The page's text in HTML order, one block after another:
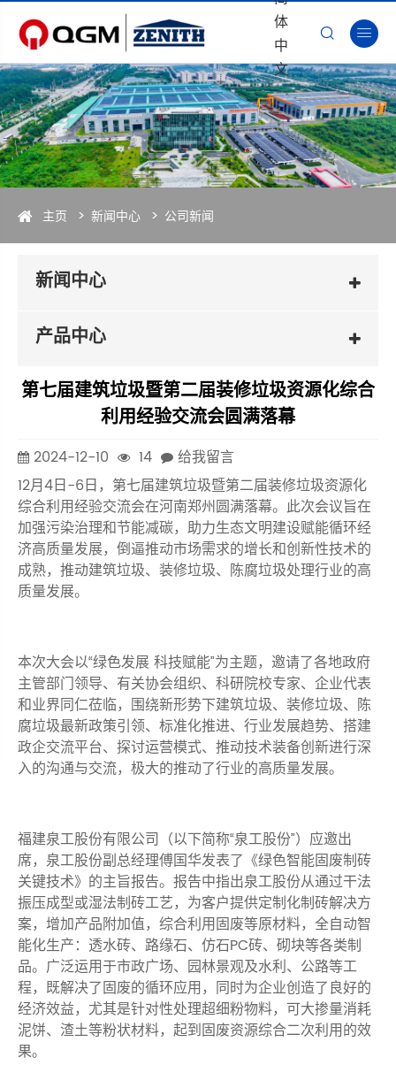
体
中
文
 
主页 新闻中心 公司新闻
新闻中心
产品中心
第七届建筑垃圾暨第二届装修垃圾资源化综合
利用经验交流会圆满落幕
2024-12-10 14
给我留言
12月4日-6日，第七届建筑垃圾暨第二届装修垃圾资源化
综合利用经验交流会在河南郑州圆满落幕。此次会议旨在
加强污染治理和节能减碳，助力生态文明建设赋能循环经
济高质量发展，倒逼推动市场需求的增长和创新性技术的
成熟，推动建筑垃圾、装修垃圾、陈腐垃圾处理行业的高
质量发展。
本次大会以“绿色发展 科技赋能”为主题，邀请了各地政府
主管部门领导、有关协会组织、科研院校专家、企业代表
和业界同仁莅临，围绕新形势下建筑垃圾、装修垃圾、陈
腐垃圾最新政策引领、标准化推进、行业发展趋势、搭建
政企交流平台、探讨运营模式、推动技术装备创新进行深
入的沟通与交流，极大的推动了行业的高质量发展。
福建泉工股份有限公司（以下简称“泉工股份”）应邀出
席，泉工股份副总经理傅国华发表了《绿色智能固废制砖
关键技术》的主旨报告。报告中指出泉工股份从通过干法
振压成型或湿法制砖工艺，为客户提供定制化制砖解决方
案，增加产品附加值，综合利用固废等原材料，全自动智
能化生产：透水砖、路缘石、仿石PC砖、砌块等各类制
品。广泛运用于市政广场、园林景观及水利、公路等工
程，既解决了固废的循环应用，同时为企业创造了良好的
经济效益，尤其是针对性处理超细粉物料，可大掺量消耗
泥饼、渣土等粉状材料，起到固废资源综合二次利用的效
果。